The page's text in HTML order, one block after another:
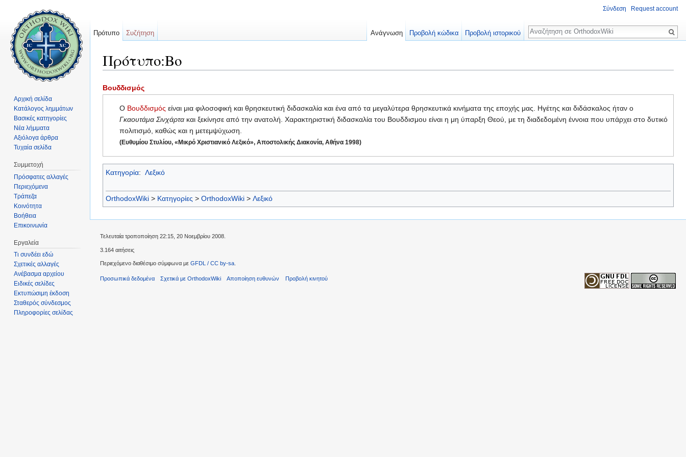
Πρότυπο:Βο
Βουδδισμός
Ο Βουδδισμός είναι μια φιλοσοφική και θρησκευτική διδασκαλία και ένα από τα μεγαλύτερα θρησκευτικά κινήματα της εποχής μας. Ηγέτης και διδάσκαλος ήταν ο
Γκαουτάμα Σινχάρτα και ξεκίνησε από την ανατολή. Χαρακτηριστική διδασκαλία του Βουδδισμου είναι η μη ύπαρξη Θεού, με τη διαδεδομένη έννοια που υπάρχει στο δυτικό
πολιτισμό, καθώς και η μετεμψύχωση.
(Ευθυμίου Στυλίου, «Μικρό Χριστιανικό Λεξικό», Αποστολικής Διακονία, Αθήνα 1998)
Κατηγορία: Λεξικό
OrthodoxWiki > Κατηγορίες > OrthodoxWiki > Λεξικό
Σύνδεση Request account
Πρότυπο Συζήτηση Ανάγνωση Προβολή κώδικα Προβολή ιστορικού
Αναζήτηση
Αρχική σελίδα
Κατάλογος λημμάτων
Βασικές κατηγορίες
Νέα λήμματα
Αξιόλογα άρθρα
Τυχαία σελίδα
Συμμετοχή
Πρόσφατες αλλαγές
Περιεχόμενα
Τράπεζα
Κοινότητα
Βοήθεια
Επικοινωνία
Εργαλεία
Τι συνδέει εδώ
Σχετικές αλλαγές
Ανέβασμα αρχείου
Ειδικές σελίδες
Εκτυπώσιμη έκδοση
Σταθερός σύνδεσμος
Πληροφορίες σελίδας
Τελευταία τροποποίηση 22:15, 20 Νοεμβρίου 2008.
3.164 αιτήσεις
Περιεχόμενο διαθέσιμο σύμφωνα με GFDL / CC by-sa
Προσωπικά δεδομένα Σχετικά με OrthodoxWiki Αποποίηση ευθυνών Προβολή κινητού